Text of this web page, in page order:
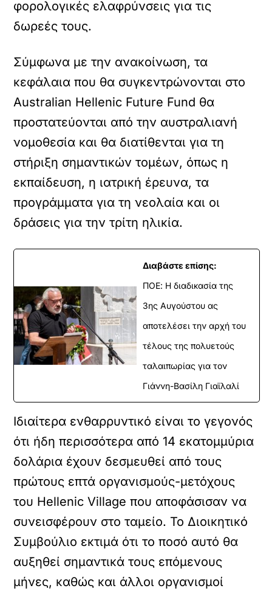
φορολογικές ελαφρύνσεις για τις
δωρεές τους.
Σύμφωνα με την ανακοίνωση, τα
κεφάλαια που θα συγκεντρώνονται στο
Australian Hellenic Future Fund θα
προστατεύονται από την αυστραλιανή
νομοθεσία και θα διατίθενται για τη
στήριξη σημαντικών τομέων, όπως η
εκπαίδευση, η ιατρική έρευνα, τα
προγράμματα για τη νεολαία και οι
δράσεις για την τρίτη ηλικία.
Διαβάστε επίσης:
ΠΟΕ: Η διαδικασία της
3ης Αυγούστου ας
αποτελέσει την αρχή του
τέλους της πολυετούς
ταλαιπωρίας για τον
Γιάννη-Βασίλη Γιαϊλαλί
Ιδιαίτερα ενθαρρυντικό είναι το γεγονός
ότι ήδη περισσότερα από 14 εκατομμύρια
δολάρια έχουν δεσμευθεί από τους
πρώτους επτά οργανισμούς-μετόχους
του Hellenic Village που αποφάσισαν να
συνεισφέρουν στο ταμείο. Το Διοικητικό
Συμβούλιο εκτιμά ότι το ποσό αυτό θα
αυξηθεί σημαντικά τους επόμενους
μήνες, καθώς και άλλοι οργανισμοί